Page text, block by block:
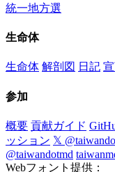
統一地方選
生命体
生命体 解剖図 日記
参加
概要 貢献ガイド
ッション 𝕏
@taiwandotmd
Webフォント提供：